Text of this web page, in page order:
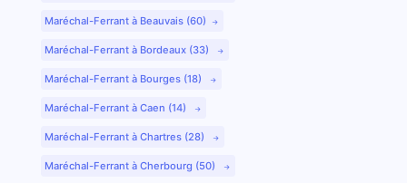
Maréchal-Ferrant à Beauvais (60)
Maréchal-Ferrant à Bordeaux (33)
Maréchal-Ferrant à Bourges (18)
Maréchal-Ferrant à Caen (14)
Maréchal-Ferrant à Chartres (28)
Maréchal-Ferrant à Cherbourg (50)